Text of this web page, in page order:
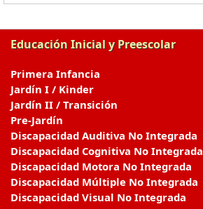
Educación Inicial y Preescolar
Primera Infancia
Jardín I / Kinder
Jardín II / Transición
Pre-Jardín
Discapacidad Auditiva No Integrada
Discapacidad Cognitiva No Integrada
Discapacidad Motora No Integrada
Discapacidad Múltiple No Integrada
Discapacidad Visual No Integrada